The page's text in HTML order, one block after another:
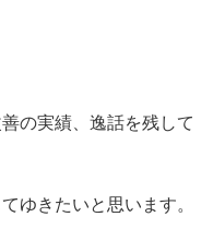
の実績、逸話を残して
ゆきたいと思います。